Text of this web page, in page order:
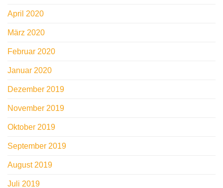
April 2020
März 2020
Februar 2020
Januar 2020
Dezember 2019
November 2019
Oktober 2019
September 2019
August 2019
Juli 2019